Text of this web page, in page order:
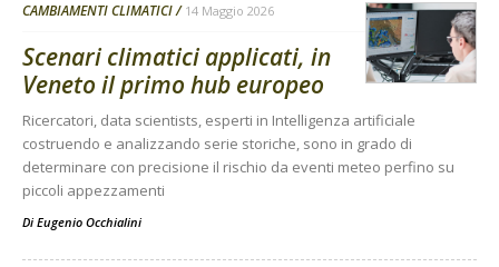
CAMBIAMENTI CLIMATICI 14 Maggio 2026
Scenari climatici applicati, in
Veneto il primo hub europeo
Ricercatori, data scientists, esperti in Intelligenza artificiale
costruendo e analizzando serie storiche, sono in grado di
determinare con precisione il rischio da eventi meteo perfino su
piccoli appezzamenti
Di Eugenio Occhialini